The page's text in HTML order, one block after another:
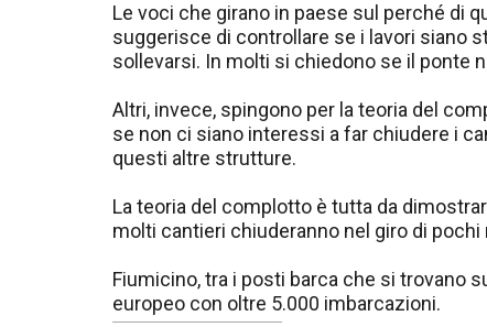
Le voci che girano in paese sul perché di
suggerisce di controllare se i lavori siano
sollevarsi. In molti si chiedono se il ponte
Altri, invece, spingono per la teoria del
se non ci siano interessi a far chiudere i
questi altre strutture.
La teoria del complotto è tutta da
molti cantieri chiuderanno nel giro di pochi
Fiumicino, tra i posti barca che si trovano
europeo con oltre 5.000 imbarcazioni.